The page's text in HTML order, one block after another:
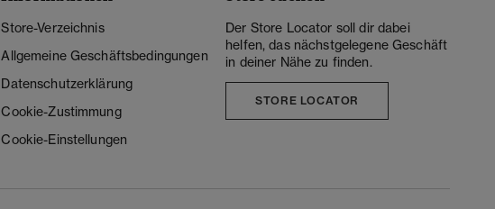
Store-Verzeichnis
Allgemeine Geschäftsbedingungen
Datenschutzerklärung
Cookie-Zustimmung
Cookie-Einstellungen
Der Store Locator soll dir dabei
helfen, das nächstgelegene Geschäft
in deiner Nähe zu finden.
STORE LOCATOR